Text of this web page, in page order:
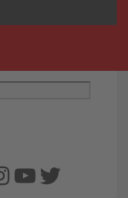
YouTube
Twitter